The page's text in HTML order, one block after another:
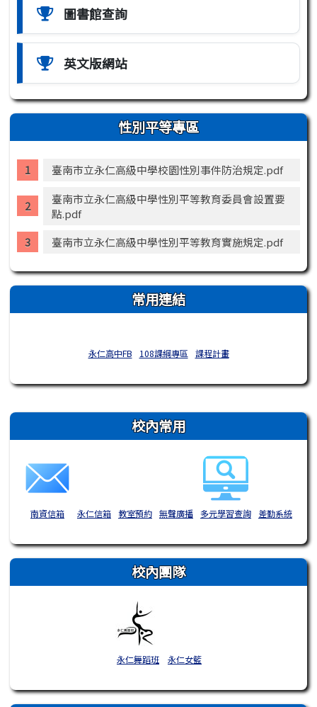
圖書館查詢
英文版網站
性別平等專區
臺南市立永仁高級中學校園性別事件防治規定.pdf
臺南市立永仁高級中學性別平等教育委員會設置要
點.pdf
臺南市立永仁高級中學性別平等教育實施規定.pdf
常用連結
永仁高中FB 108課綱專區 課程計畫
右邊區域內容 校內常用
南資信箱 永仁信箱 教室預約 無聲廣播 多元學習查詢 差勤系統
校內團隊
永仁舞蹈班 永仁女籃